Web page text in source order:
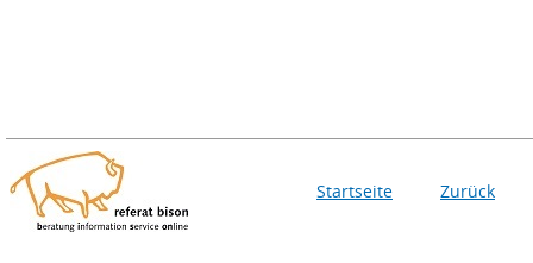
Startseite Zurück